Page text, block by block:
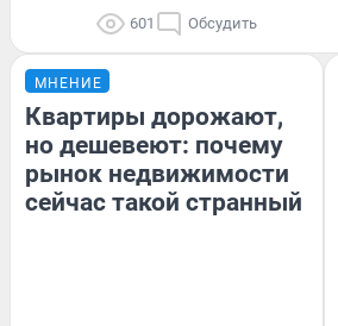
601 Обсудить
МНЕНИЕ
Квартиры дорожают,
но дешевеют: почему
рынок недвижимости
сейчас такой странный